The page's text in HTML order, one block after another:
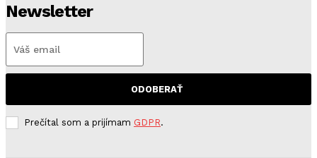
Newsletter
ODOBERAŤ
Prečítal som a prijímam GDPR.